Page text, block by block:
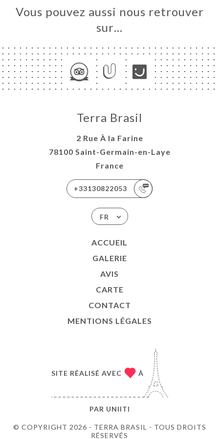
Vous pouvez aussi nous retrouver
sur…
Terra Brasil
2 Rue À la Farine
78100 Saint-Germain-en-Laye
France
+33130822053
FR
ACCUEIL
GALERIE
AVIS
CARTE
CONTACT
MENTIONS LÉGALES
© COPYRIGHT 2026 - TERRA BRASIL - TOUS DROITS
RÉSERVÉS
SITE RÉALISÉ AVEC À
PAR UNIITI